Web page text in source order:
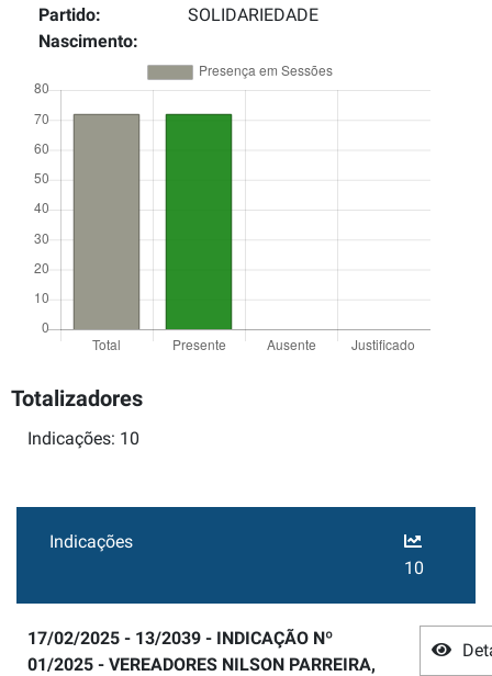
Partido:
SOLIDARIEDADE
Nascimento:
Totalizadores
Indicações: 10
Indicações
10
17/02/2025 - 13/2039 - INDICAÇÃO Nº
01/2025 - VEREADORES NILSON PARREIRA,